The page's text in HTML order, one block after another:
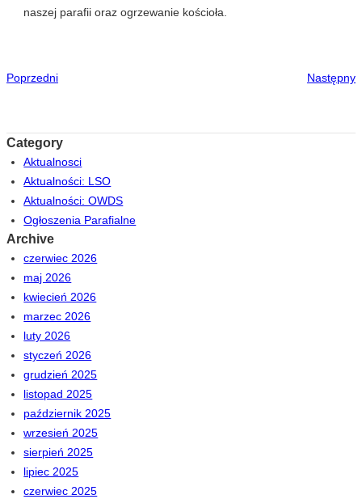
naszej parafii oraz ogrzewanie kościoła.
Poprzedni Następny
Category
Aktualnosci
Aktualności: LSO
Aktualności: OWDS
Ogłoszenia Parafialne
Archive
czerwiec 2026
maj 2026
kwiecień 2026
marzec 2026
luty 2026
styczeń 2026
grudzień 2025
listopad 2025
październik 2025
wrzesień 2025
sierpień 2025
lipiec 2025
czerwiec 2025